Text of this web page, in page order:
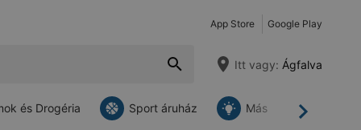
App Store Google Play
Itt vagy: Ágfalva
Tovább
és Drogéria Sport áruház Más